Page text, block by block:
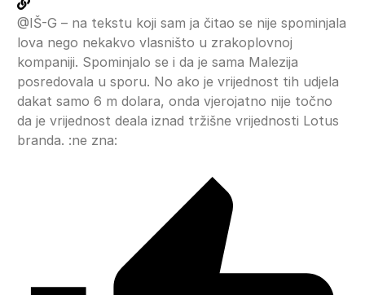
@IŠ-G – na tekstu koji sam ja čitao se nije spominjala
lova nego nekakvo vlasništo u zrakoplovnoj
kompaniji. Spominjalo se i da je sama Malezija
posredovala u sporu. No ako je vrijednost tih udjela
dakat samo 6 m dolara, onda vjerojatno nije točno
da je vrijednost deala iznad tržišne vrijednosti Lotus
branda. :ne zna: